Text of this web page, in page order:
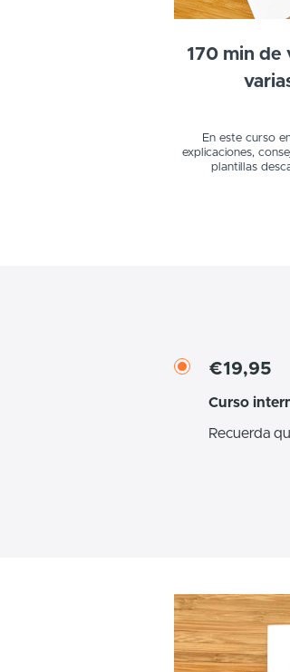
170 min de
En este curso
explicaciones,
plantillas
€19,95
Curso
Recuerda